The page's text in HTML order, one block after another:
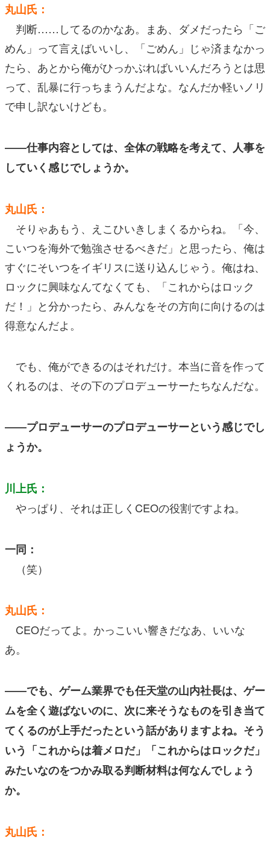
丸山氏：
判断……してるのかなあ。まあ、ダメだったら「ご
めん」って言えばいいし、「ごめん」じゃ済まなかっ
たら、あとから俺がひっかぶればいいんだろうとは思
って、乱暴に行っちまうんだよな。なんだか軽いノリ
で申し訳ないけども。
――仕事内容としては、全体の戦略を考えて、人事を
していく感じでしょうか。
丸山氏：
そりゃあもう、えこひいきしまくるからね。「今、
こいつを海外で勉強させるべきだ」と思ったら、俺は
すぐにそいつをイギリスに送り込んじゃう。俺はね、
ロックに興味なんてなくても、「これからはロック
だ！」と分かったら、みんなをその方向に向けるのは
得意なんだよ。
でも、俺ができるのはそれだけ。本当に音を作って
くれるのは、その下のプロデューサーたちなんだな。
――プロデューサーのプロデューサーという感じでし
ょうか。
川上氏：
やっぱり、それは正しくCEOの役割ですよね。
一同：
（笑）
丸山氏：
CEOだってよ。かっこいい響きだなあ、いいな
あ。
――でも、ゲーム業界でも任天堂の山内社長は、ゲー
ムを全く遊ばないのに、次に来そうなものを引き当て
てくるのが上手だったという話がありますよね。そう
いう「これからは着メロだ」「これからはロックだ」
みたいなのをつかみ取る判断材料は何なんでしょう
か。
丸山氏：